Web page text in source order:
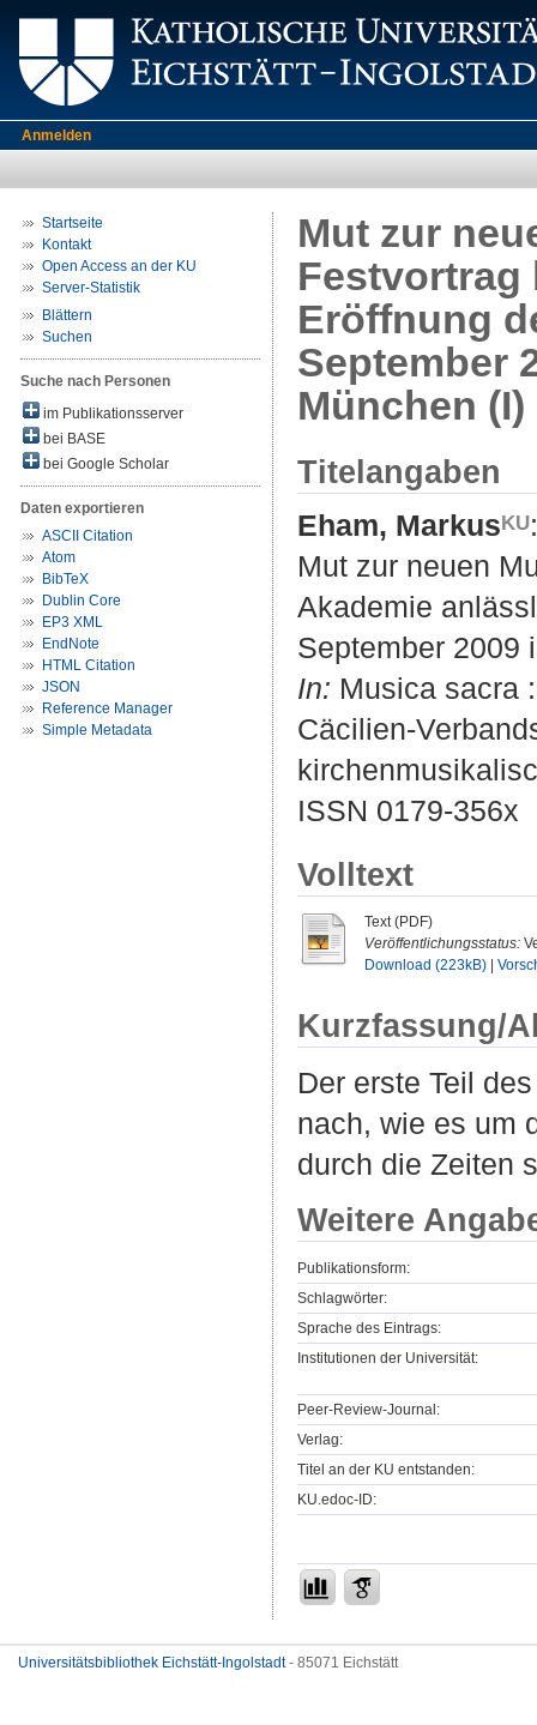
Anmelden
Startseite
Kontakt
Open Access an der KU
Server-Statistik
Blättern
Suchen
Suche nach Personen
im Publikationsserver
bei BASE
bei Google Scholar
Daten exportieren
ASCII Citation
Atom
BibTeX
Dublin Core
EP3 XML
EndNote
HTML Citation
JSON
Reference Manager
Simple Metadata
Mut zur
Festvortrag
Eröffnung
September
München (I)
Titelangaben
Eham, Markus
:
Mut zur neuen
Akademie
September 2009
In: Musica sacra
Cäcilien-
ISSN 0179-356x
Volltext
Text (PDF)
Veröffentlichungsstatus:
Download (223kB)
Kurzfassung/
Der erste Teil
nach, wie es um
durch die Zeiten
Weitere
Publikationsform:
Schlagwörter:
Sprache des Eintrags:
Institutionen der Universität:
Peer-Review-Journal:
Verlag:
Titel an der KU entstanden:
KU.edoc-ID:
Universitätsbibliothek Eichstätt-Ingolstadt- 85071 Eichstätt